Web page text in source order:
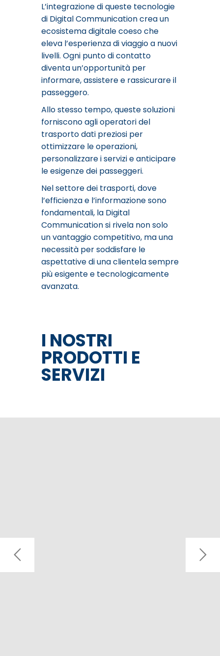
L’integrazione di queste tecnologie
di Digital Communication crea un
ecosistema digitale coeso che
eleva l’esperienza di viaggio a nuovi
livelli. Ogni punto di contatto
diventa un’opportunità per
informare, assistere e rassicurare il
passeggero.
Allo stesso tempo, queste soluzioni
forniscono agli operatori del
trasporto dati preziosi per
ottimizzare le operazioni,
personalizzare i servizi e anticipare
le esigenze dei passeggeri.
Nel settore dei trasporti, dove
l’efficienza e l’informazione sono
fondamentali, la Digital
Communication si rivela non solo
un vantaggio competitivo, ma una
necessità per soddisfare le
aspettative di una clientela sempre
più esigente e tecnologicamente
avanzata.
I NOSTRI
PRODOTTI E
SERVIZI